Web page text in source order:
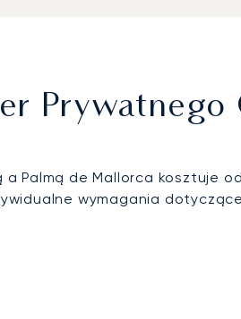
Palmą de Mallorca kosztuje
wymagania